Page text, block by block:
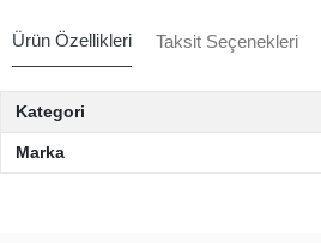
Ürün Özellikleri Taksit Seçenekleri
Kategori
Marka